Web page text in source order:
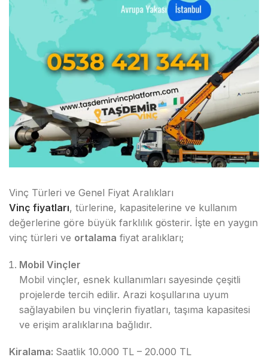
Vinç Türleri ve Genel Fiyat Aralıkları
Vinç fiyatları, türlerine, kapasitelerine ve kullanım
değerlerine göre büyük farklılık gösterir. İşte en yaygın
vinç türleri ve ortalama fiyat aralıkları;
Mobil Vinçler
Mobil vinçler, esnek kullanımları sayesinde çeşitli
projelerde tercih edilir. Arazi koşullarına uyum
sağlayabilen bu vinçlerin fiyatları, taşıma kapasitesi
ve erişim aralıklarına bağlıdır.
Kiralama: Saatlik 10.000 TL – 20.000 TL